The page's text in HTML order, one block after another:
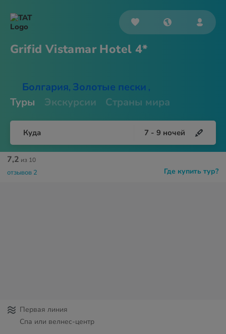
Grifid VistamarHotel 4*
Болгария, Золотые пески ,
Туры Экскурсии Страны мира
Куда 7 - 9 ночей
Где купить тур?
7,2 из 10
отзывов 2
Первая линия
Спа или велнес-центр